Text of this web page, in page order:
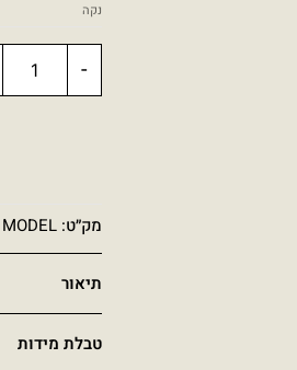
נקה
-
מק״ט:
תיאור
טבלת מידות